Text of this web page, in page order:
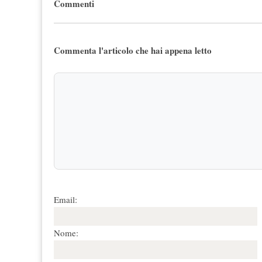
Commenti
Commenta l'articolo che hai appena letto
Email:
Nome: